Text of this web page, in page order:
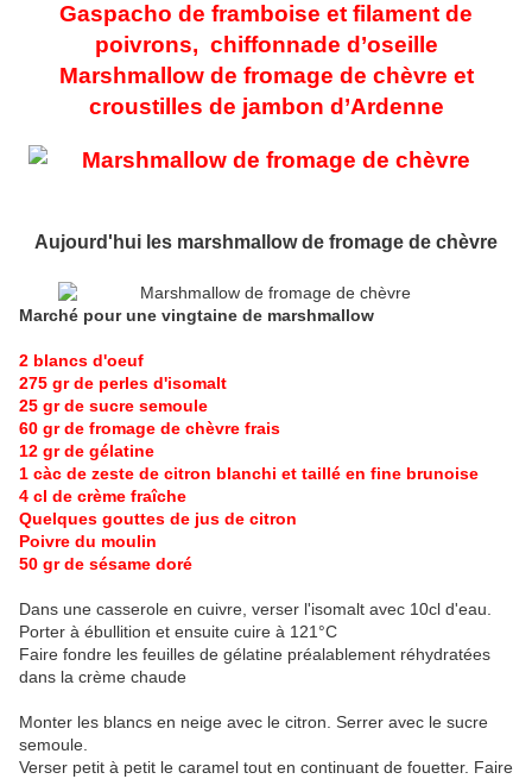
Gaspacho de framboise et filament de
poivrons, chiffonnade d’oseille
Marshmallow de fromage de chèvre et
croustilles de jambon d’Ardenne
Aujourd'hui les marshmallow de fromage de chèvre
Marché pour une vingtaine de marshmallow
2 blancs d'oeuf
275 gr de perles d'isomalt
25 gr de sucre semoule
60 gr de fromage de chèvre frais
12 gr de gélatine
1 càc de zeste de citron blanchi et taillé en fine brunoise
4 cl de crème fraîche
Quelques gouttes de jus de citron
Poivre du moulin
50 gr de sésame doré
Dans une casserole en cuivre, verser l'isomalt avec 10cl d'eau.
Porter à ébullition et ensuite cuire à 121°C
Faire fondre les feuilles de gélatine préalablement réhydratées
dans la crème chaude
Monter les blancs en neige avec le citron. Serrer avec le sucre
semoule.
Verser petit à petit le caramel tout en continuant de fouetter. Faire